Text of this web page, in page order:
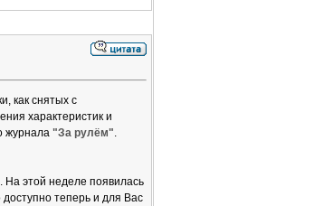
как снятых с
характеристик и
журнала "За рулём".
. На этой неделе появилась
теперь и для Вас